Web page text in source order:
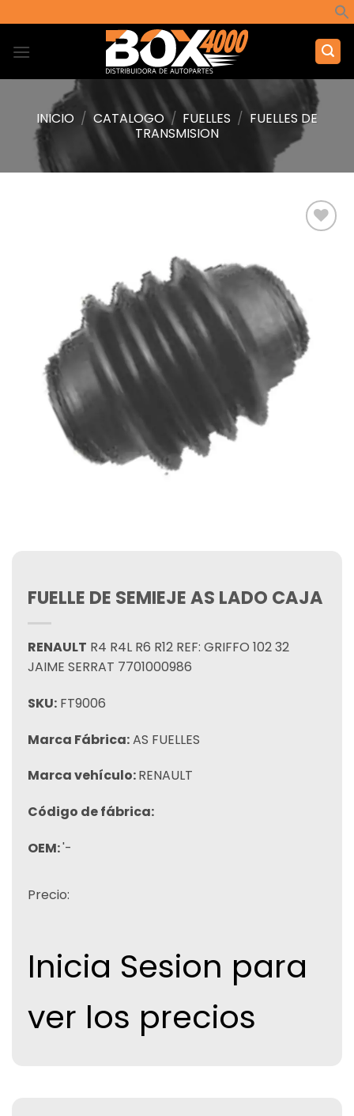
al
contenido
INICIO / CATALOGO / FUELLES / FUELLES DE
TRANSMISION
FUELLE DE SEMIEJE AS LADO CAJA
RENAULT R4 R4L R6 R12 REF: GRIFFO 102 32
JAIME SERRAT 7701000986
SKU: FT9006
Marca Fábrica:AS FUELLES
Marca vehículo:RENAULT
Código de fábrica:
OEM:'-
Precio:
Inicia Sesion para
ver los precios